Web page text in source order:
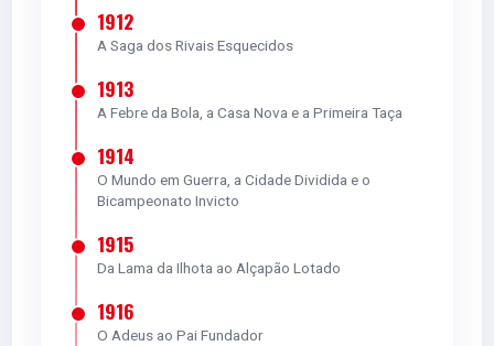
5.0
FÉLIX TORRES
1912
A Saga dos Rivais Esquecidos
1913
A Febre da Bola, a Casa Nova e a Primeira Taça
1914
O Mundo em Guerra, a Cidade Dividida e o
Bicampeonato Invicto
1915
Da Lama da Ilhota ao Alçapão Lotado
1916
O Adeus ao Pai Fundador